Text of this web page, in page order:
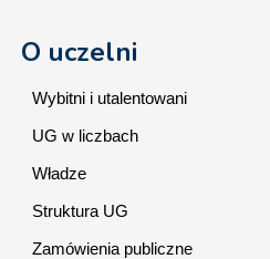
O uczelni
Wybitni i utalentowani
UG w liczbach
Władze
Struktura UG
Zamówienia publiczne